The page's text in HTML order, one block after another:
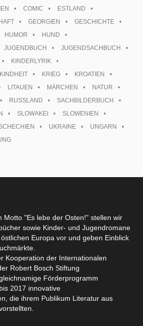
COMIC
ESTLAND
GEORGIEN
GESCHICHTE
HUMOR
HUND
JUGENDBUCH
JUGENDSACHBUCH
KINDERLYRIK
KINDHEIT KRIEG
KROATIEN
LITAUEN MÄRCHEN
NATUR
RUSSLAND
SACHBILDERBUCH
SLOWAKEI
SLOWENIEN
UKRAINE
UNGARN
Motto "Es lebe der Osten!" stellen wir
sowie Kinder- und Jugendromane
Europa vor und geben Einblick
Kooperation der Internationalen
Robert Bosch Stiftung
Förderprogramm
2017 innovative
die ihrem Publikum Literatur aus